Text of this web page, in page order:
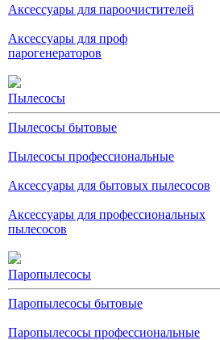
Аксессуары для пароочистителей
Аксессуары для проф
парогенераторов
Пылесосы
Пылесосы бытовые
Пылесосы профессиональные
Аксессуары для бытовых пылесосов
Аксессуары для профессиональных
пылесосов
Паропылесосы
Паропылесосы бытовые
Паропылесосы профессиональные